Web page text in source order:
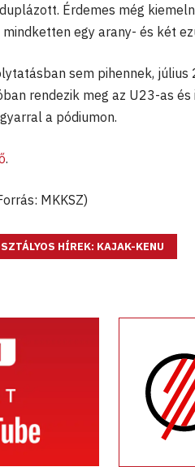
Érdemes még
mindketten egy arany- és két
sem pihennek, július
rendezik meg az U23-as és
a pódiumon.
.
MKKSZ)
HÍREK: KAJAK-KENU